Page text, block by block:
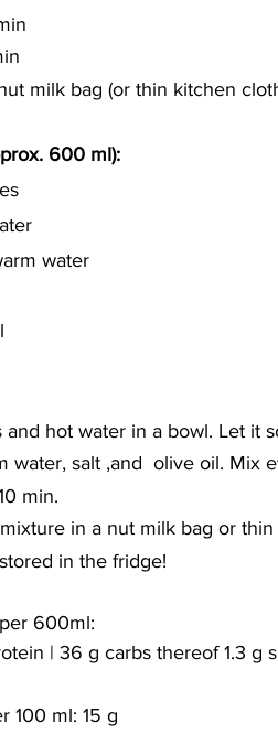
milk bag (or thin kitchen
600 ml):
water
and hot water in a bowl. Let it
water, salt ,and  olive oil. Mix
min.
in a nut milk bag or
in the fridge!
600ml:
| 36 g carbs thereof 1.3 g
100 ml: 15 g